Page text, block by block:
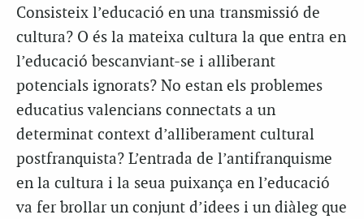
Consisteix l’educació en una transmissió de
cultura? O és la mateixa cultura la que entra en
l’educació bescanviant-se i alliberant
potencials ignorats? No estan els problemes
educatius valencians connectats a un
determinat context d’alliberament cultural
postfranquista? L’entrada de l’antifranquisme
en la cultura i la seua puixança en l’educació
va fer brollar un conjunt d’idees i un diàleg que